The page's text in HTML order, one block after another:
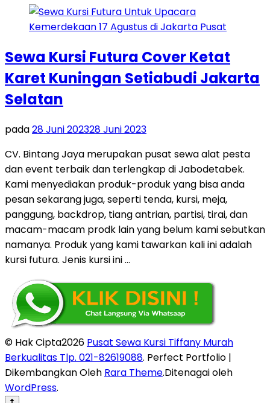
Sewa Kursi Futura Cover Ketat
Karet Kuningan Setiabudi Jakarta
Selatan
pada28 Juni 202328 Juni 2023
CV. Bintang Jaya merupakan pusat sewa alat pesta
dan event terbaik dan terlengkap di Jabodetabek.
Kami menyediakan produk-produk yang bisa anda
pesan sekarang juga, seperti tenda, kursi, meja,
panggung, backdrop, tiang antrian, partisi, tirai, dan
macam-macam prodk lain yang belum kami sebutkan
namanya. Produk yang kami tawarkan kali ini adalah
kursi futura. Jenis kursi ini …
© Hak Cipta2026 Pusat Sewa Kursi Tiffany Murah
Berkualitas Tlp. 021-82619088. Perfect Portfolio |
Dikembangkan Oleh Rara Theme.Ditenagai oleh
WordPress.